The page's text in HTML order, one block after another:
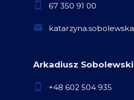
67 350 91 00
Arkadiusz Sobolewski
+48 602 504 935